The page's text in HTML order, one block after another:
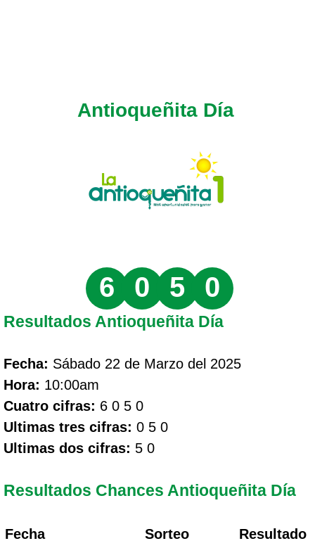
Antioqueñita Día
6 0 5 0
Resultados Antioqueñita Día
Fecha: Sábado 22 de Marzo del 2025
Hora: 10:00am
Cuatro cifras: 6 0 5 0
Ultimas tres cifras: 0 5 0
Ultimas dos cifras: 5 0
Resultados Chances Antioqueñita Día
Fecha Sorteo
Resultado